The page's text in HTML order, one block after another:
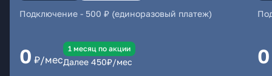
Подключение - 500 ₽ (единоразовый платеж)
0 ₽/мес
1 месяц по акции
Далее 450₽/мес 0